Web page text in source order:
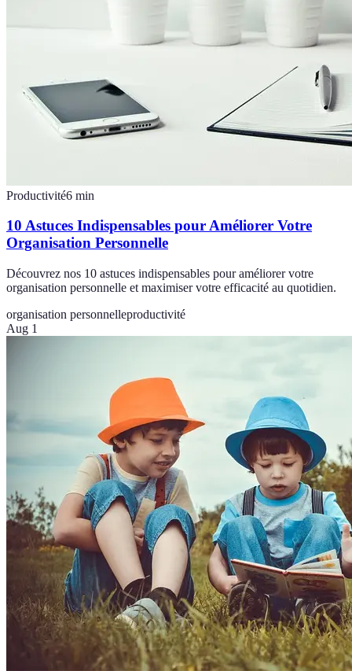
Productivité6 min
10 Astuces Indispensables pour Améliorer Votre
Organisation Personnelle
Découvrez nos 10 astuces indispensables pour améliorer votre
organisation personnelle et maximiser votre efficacité au quotidien.
organisation personnelleproductivité
Aug 1